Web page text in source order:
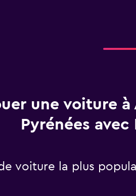
une voiture à
Pyrénées avec
voiture la plus